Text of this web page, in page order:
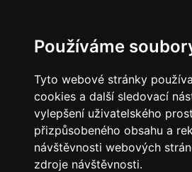
Používáme
Tyto webové stránky
cookies a další sledovací
vylepšení uživatelského
přizpůsobeného obsahu a
návštěvnosti webových
zdroje návštěvnosti.